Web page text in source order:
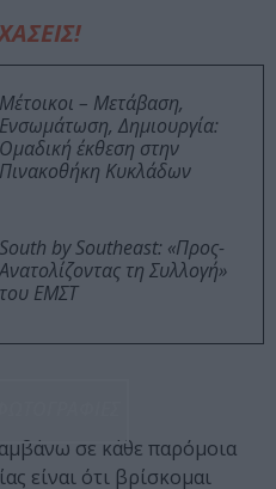
Μέτοικοι – Μετάβαση,
Ενσωμάτωση, Δημιουργία:
Ομαδική έκθεση στην
Πινακοθήκη Κυκλάδων
South by Southeast: «Προς-
Ανατολίζοντας τη Συλλογή»
του ΕΜΣΤ
σε κάθε παρόμοια
είναι ότι βρίσκομαι